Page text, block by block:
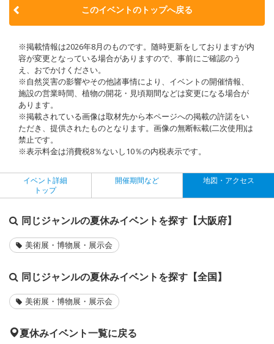
このイベントのトップへ戻る
※掲載情報は2026年8月のものです。随時更新をしておりますが内
容が変更となっている場合がありますので、事前にご確認のう
え、おでかけください。
※自然災害の影響やその他諸事情により、イベントの開催情報、
施設の営業時間、植物の開花・見頃期間などは変更になる場合が
あります。
※掲載されている画像は取材先から本ページへの掲載の許諾をい
ただき、提供されたものとなります。画像の無断転載(二次使用)は
禁止です。
※表示料金は消費税8％ないし10％の内税表示です。
イベント詳細
トップ
開催期間など 地図・アクセス
同じジャンルの夏休みイベントを探す【大阪府】
美術展・博物展・展示会
同じジャンルの夏休みイベントを探す【全国】
美術展・博物展・展示会
夏休みイベント一覧に戻る